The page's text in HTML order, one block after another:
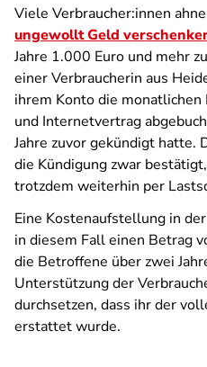
Viele Verbraucher:innen
ungewollt Geld
Jahre 1.000 Euro und mehr
einer Verbraucherin aus
ihrem Konto die
und Internetvertrag
Jahre zuvor gekündigt hatte.
die Kündigung zwar
trotzdem weiterhin per
Eine Kostenaufstellung in
in diesem Fall einen Betrag
die Betroffene über zwei
Unterstützung der
durchsetzen, dass ihr der
erstattet wurde.